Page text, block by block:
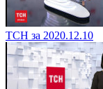
ТСН за 2020.12.10